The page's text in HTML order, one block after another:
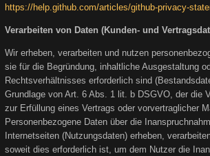
https://help.github.com/articles/github-privacy-
Verarbeiten von Daten (Kunden- und
Wir erheben, verarbeiten und nutzen
sie für die Begründung, inhaltliche Ausgestaltung
Rechtsverhältnisses erforderlich sind
Grundlage von Art. 6 Abs. 1 lit. b DSGVO, der die
zur Erfüllung eines Vertrags oder vorvertraglicher
Personenbezogene Daten über die
Internetseiten (Nutzungsdaten) erheben,
soweit dies erforderlich ist, um dem Nutzer die